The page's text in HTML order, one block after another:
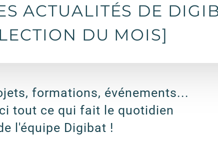
ACTUALITÉS DE
DU MOIS]
formations, événements...
tout ce qui fait le quotidien
l'équipe Digibat !